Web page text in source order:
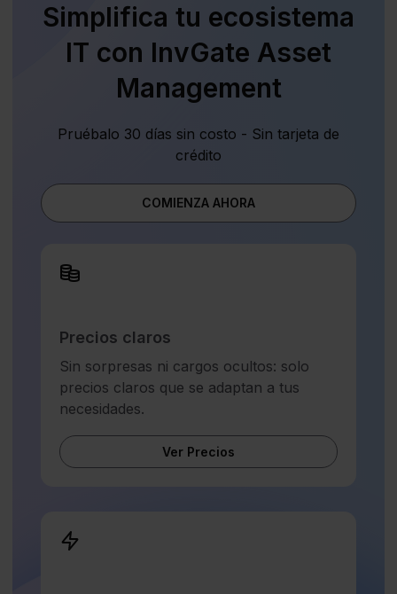
Simplifica tu ecosistema
IT con InvGate Asset
Management
Pruébalo 30 días sin costo - Sin tarjeta de
crédito
COMIENZA AHORA
Precios claros
Sin sorpresas ni cargos ocultos: solo
precios claros que se adaptan a tus
necesidades.
Ver Precios